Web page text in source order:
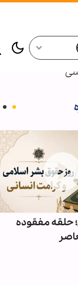
حلقه مفقوده